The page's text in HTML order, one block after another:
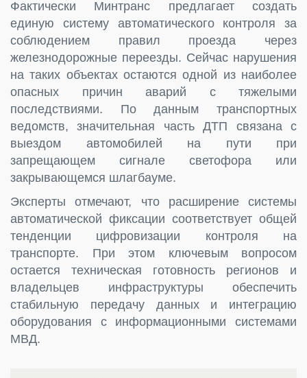
Фактически Минтранс предлагает создать
единую систему автоматического контроля за
соблюдением правил проезда через
железнодорожные переезды. Сейчас нарушения
на таких объектах остаются одной из наиболее
опасных причин аварий с тяжелыми
последствиями. По данным транспортных
ведомств, значительная часть ДТП связана с
выездом автомобилей на пути при
запрещающем сигнале светофора или
закрывающемся шлагбауме.
Эксперты отмечают, что расширение системы
автоматической фиксации соответствует общей
тенденции цифровизации контроля на
транспорте. При этом ключевым вопросом
остается техническая готовность регионов и
владельцев инфраструктуры обеспечить
стабильную передачу данных и интеграцию
оборудования с информационными системами
МВД.